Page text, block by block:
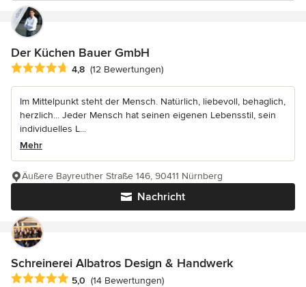
Der Küchen Bauer GmbH
Durchschnittliche Bewertung: 4.8 von 5 Sternen
4,8 (12 Bewertungen)
Im Mittelpunkt steht der Mensch. Natürlich, liebevoll, behaglich,
herzlich... Jeder Mensch hat seinen eigenen Lebensstil, sein
individuelles L...
Mehr
Nachricht
Äußere Bayreuther Straße 146, 90411 Nürnberg
Schreinerei Albatros Design & Handwerk
Durchschnittliche Bewertung: 5 von 5 Sternen
5,0 (14 Bewertungen)